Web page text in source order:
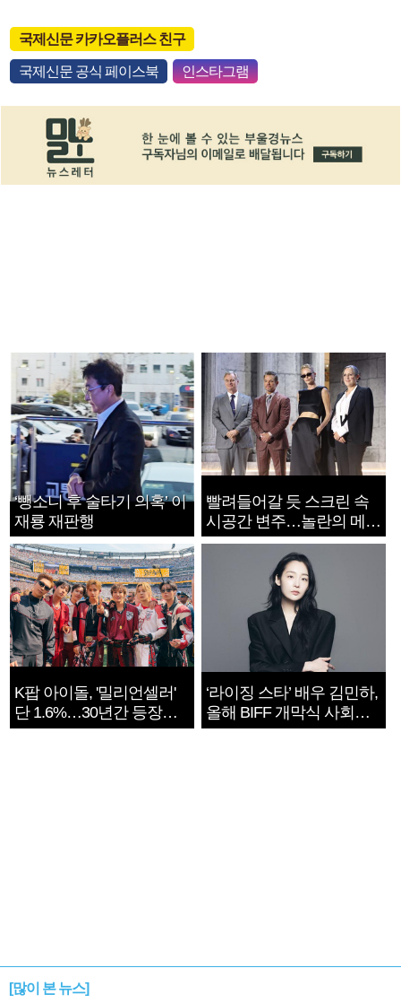
국제신문 카카오플러스 친구
국제신문 공식 페이스북 인스타그램
‘뺑소니 후 술타기 의혹’ 이
재룡 재판행
빨려들어갈 듯 스크린 속
시공간 변주…놀란의 메시
지는 ‘전쟁 속죄’
K팝 아이돌, '밀리언셀러'
단 1.6%…30년간 등장
1182개팀 전수조사
‘라이징 스타’ 배우 김민하,
올해 BIFF 개막식 사회자
확정
[많이 본 뉴스]